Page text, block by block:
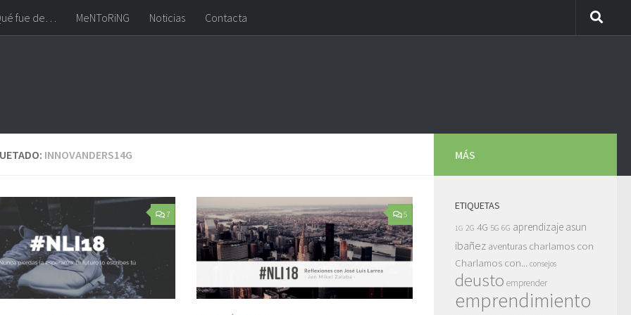
fue de… MeNToRiNG Noticias Contacta
INNOVANDERS14G
7 5
MÁS
ETIQUETAS
1G 2G 4G 5G 6G aprendizaje asun
ibañez aventuras charlamos con
Charlamos con... consejos
deusto emprender
emprendimiento